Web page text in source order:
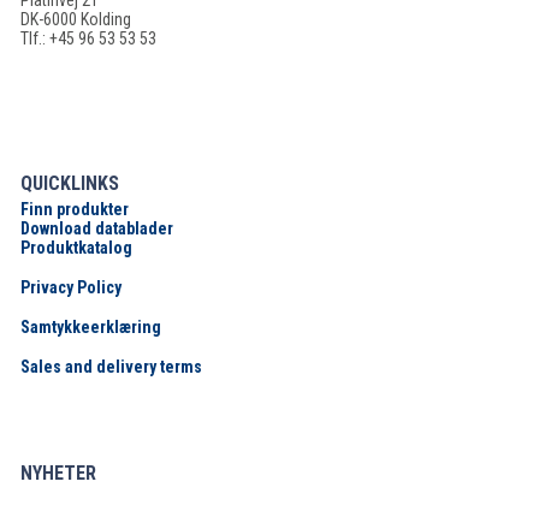
DK-6000 Kolding
Tlf.: +45 96 53 53 53
QUICKLINKS
Finn produkter
Download datablader
Produktkatalog
Privacy Policy
Samtykkeerklæring
Sales and delivery terms
NYHETER